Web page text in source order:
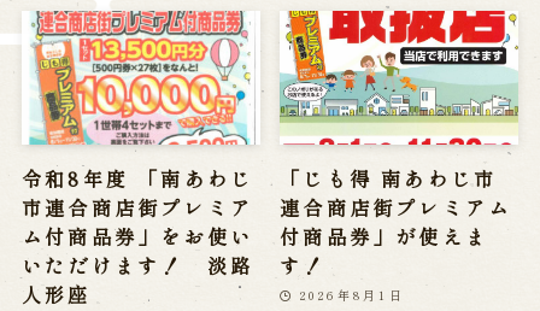
令和8年度 「南あわじ
市連合商店街プレミア
ム付商品券」をお使い
いただけます！ 淡路
人形座
「じも得 南あわじ市
連合商店街プレミアム
付商品券」が使えま
す！
2026年8月1日